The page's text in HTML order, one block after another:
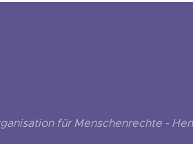
für Menschenrechte -